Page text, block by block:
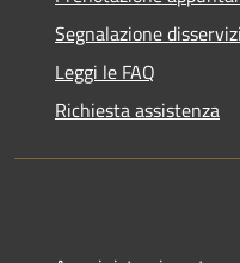
Segnalazione
Leggi le FAQ
Richiesta assistenza